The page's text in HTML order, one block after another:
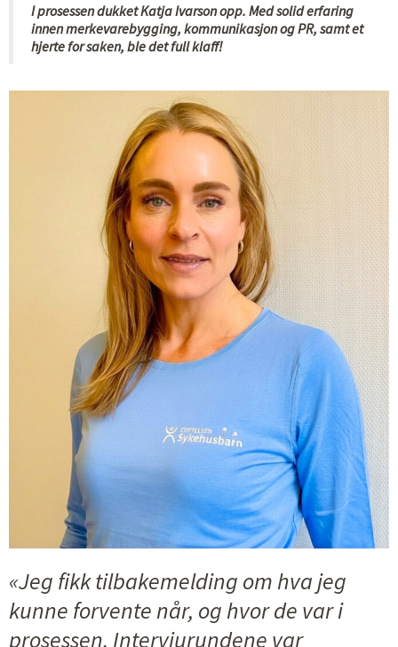
I prosessen dukket Katja Ivarson opp. Med solid erfaring
innen merkevarebygging, kommunikasjon og PR, samt et
hjerte for saken, ble det full klaff!
«Jeg fikk tilbakemelding om hva jeg
kunne forvente når, og hvor de var i
prosessen. Intervjurundene var